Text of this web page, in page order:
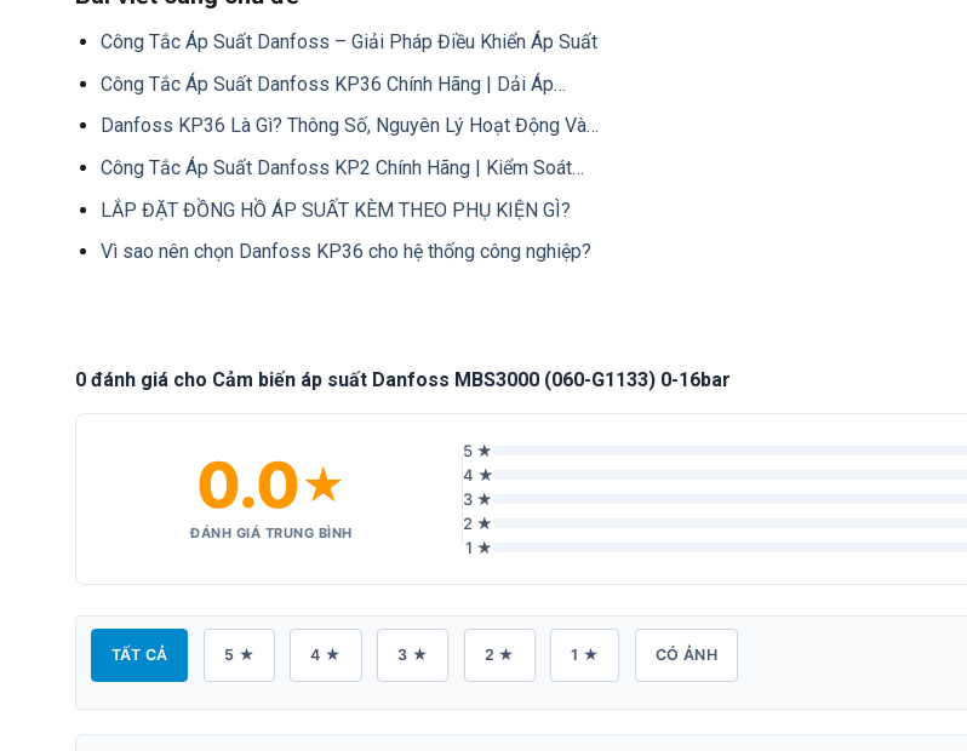
Công Tắc Áp Suất Danfoss – Giải Pháp Điều Khiển Áp Suất
Công Tắc Áp Suất Danfoss KP36 Chính Hãng | Dải Áp…
Danfoss KP36 Là Gì? Thông Số, Nguyên Lý Hoạt Động Và…
Công Tắc Áp Suất Danfoss KP2 Chính Hãng | Kiểm Soát…
LẮP ĐẶT ĐỒNG HỒ ÁP SUẤT KÈM THEO PHỤ KIỆN GÌ?
Vì sao nên chọn Danfoss KP36 cho hệ thống công nghiệp?
0 đánh giá cho Cảm biến áp suất Danfoss MBS3000 (060-G1133) 0-16bar
0.0★
ĐÁNH GIÁ TRUNG BÌNH
5 ★
4 ★
3 ★
2 ★
1 ★
TẤT CẢ 5 ★ 4 ★ 3 ★ 2 ★ 1 ★ CÓ ẢNH